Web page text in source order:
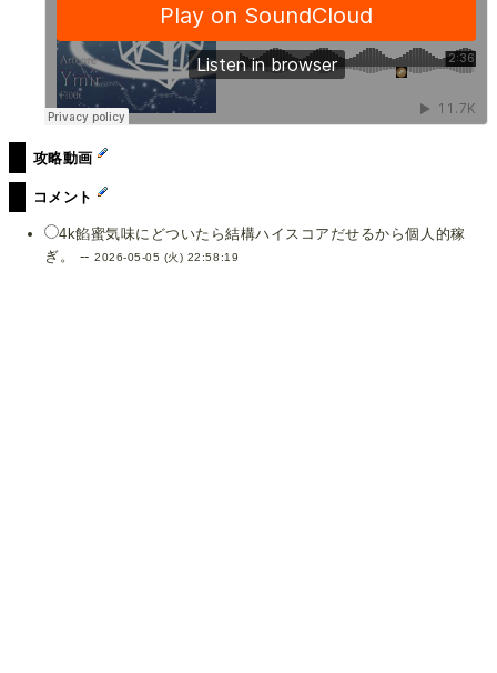
攻略動画
コメント
4k餡蜜気味にどついたら結構ハイスコアだせるから個人的稼
ぎ。 --2026-05-05 (火) 22:58:19